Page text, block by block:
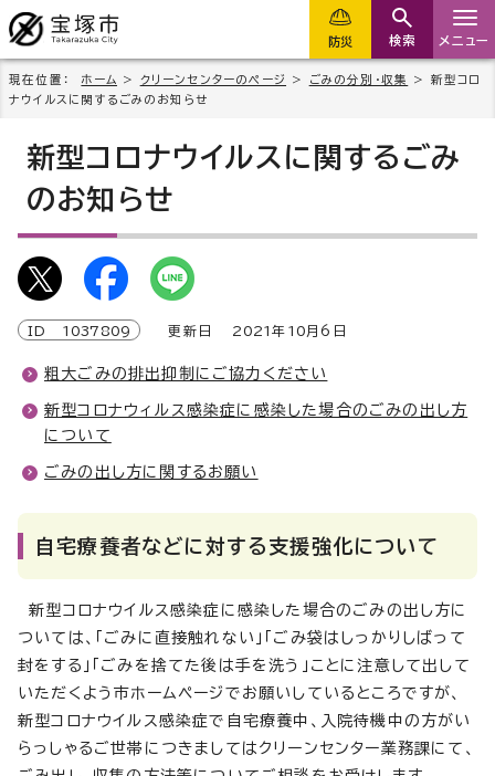
防災 検索 メニュー
現在位置： ホーム > クリーンセンターのページ > ごみの分別・収集
> 新型コロ
ナウイルスに関するごみのお知らせ
新型コロナウイルスに関するごみ
のお知らせ
ID 1037809 更新日 2021年 10 月6日
粗大ごみの排出抑制にご協力ください
新型コロナウィルス感染症に感染した場合のごみの出し方
について
ごみの出し方に関するお願い
自宅療養者などに対する支援強化について
新型コロナウイルス感染症に感染した場合のごみの出し方に
ついては、「ごみに直接触れない」「ごみ袋はしっかりしばって
封をする」「ごみを捨てた後は手を洗う」ことに注意して出して
いただくよう市ホームページでお願いしているところですが、
新型コロナウイルス感染症で自宅療養中、入院待機中の方がい
らっしゃるご世帯につきましてはクリーンセンター業務課にて、